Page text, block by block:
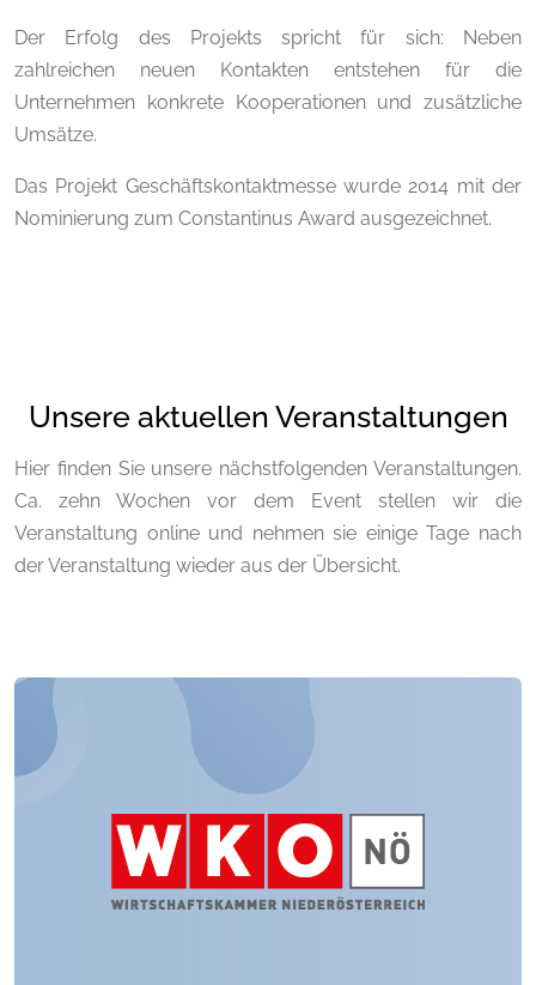
Der Erfolg des Projekts spricht für sich: Neben
zahlreichen neuen Kontakten entstehen für die
Unternehmen konkrete Kooperationen und zusätzliche
Umsätze.
Das Projekt Geschäftskontaktmesse wurde 2014 mit der
Nominierung zum Constantinus Award ausgezeichnet.
Unsere aktuellen Veranstaltungen
Hier finden Sie unsere nächstfolgenden Veranstaltungen.
Ca. zehn Wochen vor dem Event stellen wir die
Veranstaltung online und nehmen sie einige Tage nach
der Veranstaltung wieder aus der Übersicht.